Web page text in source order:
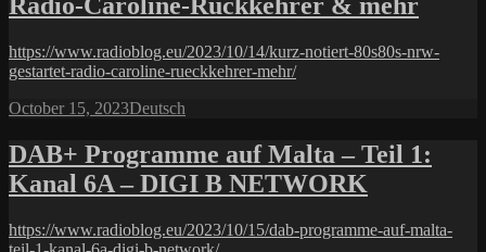
https://www.radioblog.eu/2023/10/14/kurz-notiert-80s80s-nrw-
gestartet-radio-caroline-rueckkehrer-mehr/
Posted
October 15, 2023Categories
Deutsch
DAB+ Programme auf Malta – Teil 1:
Kanal 6A – DIGI B NETWORK
https://www.radioblog.eu/2023/10/15/dab-programme-auf-malta-